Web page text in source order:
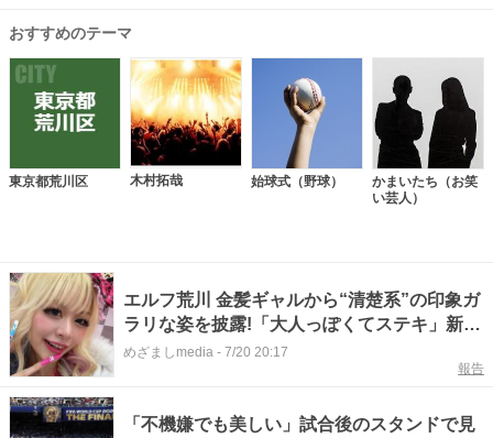
おすすめのテーマ
東京都荒川区 木村拓哉 始球式（野球）
かまいたち（お笑
い芸人）
エルフ荒川 金髪ギャルから“清楚系”の印象ガ
ラリな姿を披露!「大人っぽくてステキ」新た
な魅力あふれる“裸眼猫メイク”にファン絶賛
めざましmedia - 7/20 20:17
報告
「不機嫌でも美しい」試合後のスタンドで見